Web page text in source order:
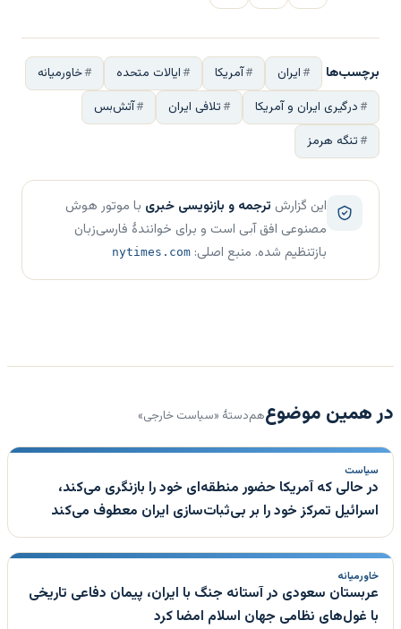
برچسب‌ها ایران آمریکا ایالات متحده
خاورمیانه
درگیری ایران و آمریکا
تلافی ایران
آتش‌بس
تنگه هرمز
این گزارش ترجمه و بازنویسی خبری با موتور هوش
مصنوعی افق آبی است و برای خوانندهٔ فارسی‌زبان
بازتنظیم شده. منبع اصلی: nytimes.com
در همین موضوعهم‌دستهٔ «سیاست خارجی»
سیاست
در حالی که آمریکا حضور منطقه‌ای خود را بازنگری می‌کند،
اسرائیل تمرکز خود را بر بی‌ثبات‌سازی ایران معطوف می‌کند
خاورمیانه
عربستان سعودی در آستانه جنگ با ایران، پیمان دفاعی تاریخی
با غول‌های نظامی جهان اسلام امضا کرد